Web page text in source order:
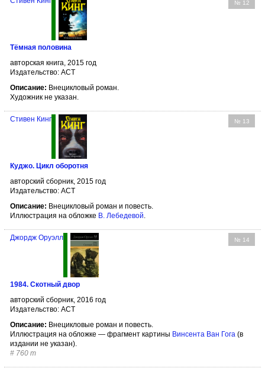
№ 12
Тёмная половина
авторская книга, 2015 год
Издательство: АСТ
Описание: Внецикловый роман.
Художник не указан.
№ 13
Стивен Кинг
Куджо. Цикл оборотня
авторский сборник, 2015 год
Издательство: АСТ
Описание: Внецикловый роман и повесть.
Иллюстрация на обложке В. Лебедевой.
№ 14
Джордж Оруэлл
1984. Скотный двор
авторский сборник, 2016 год
Издательство: АСТ
Описание: Внецикловые роман и повесть.
Иллюстрация на обложке — фрагмент картины Винсента Ван Гога (в
издании не указан).
# 760 т